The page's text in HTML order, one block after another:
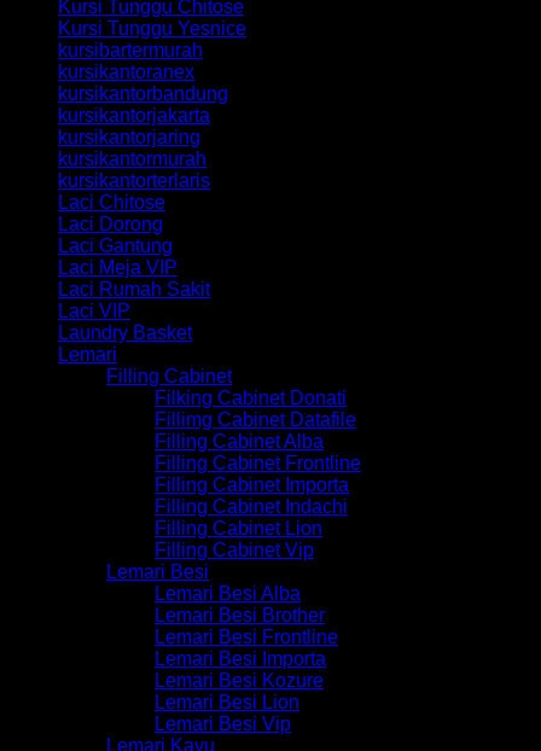
Kursi Tunggu Chitose
Kursi Tunggu Yesnice
kursibartermurah
kursikantoranex
kursikantorbandung
kursikantorjakarta
kursikantorjaring
kursikantormurah
kursikantorterlaris
Laci Chitose
Laci Dorong
Laci Gantung
Laci Meja VIP
Laci Rumah Sakit
Laci VIP
Laundry Basket
Lemari
Filling Cabinet
Filking Cabinet Donati
Fillimg Cabinet Datafile
Filling Cabinet Alba
Filling Cabinet Frontline
Filling Cabinet Importa
Filling Cabinet Indachi
Filling Cabinet Lion
Filling Cabinet Vip
Lemari Besi
Lemari Besi Alba
Lemari Besi Brother
Lemari Besi Frontline
Lemari Besi Importa
Lemari Besi Kozure
Lemari Besi Lion
Lemari Besi Vip
Lemari Kayu